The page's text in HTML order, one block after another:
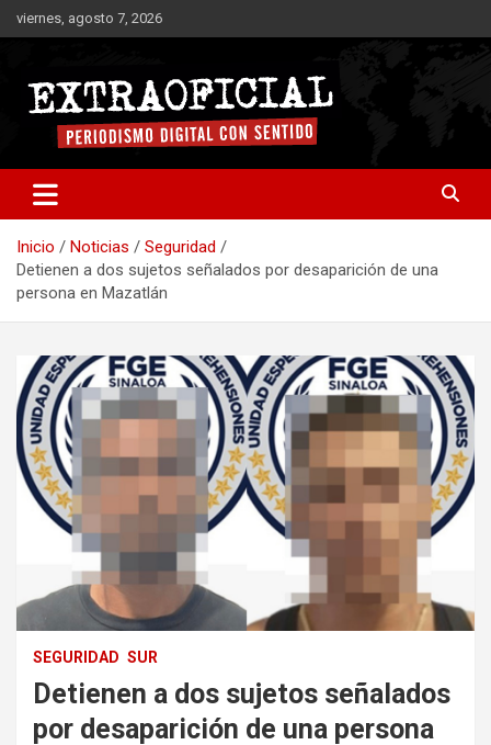
Saltar
al
viernes, agosto 7, 2026
Extraoficial
Inicio Noticias
Seguridad
Detienen a dos sujetos señalados por desaparición de una
persona en Mazatlán
SEGURIDAD SUR
Detienen a dos sujetos señalados
por desaparición de una persona